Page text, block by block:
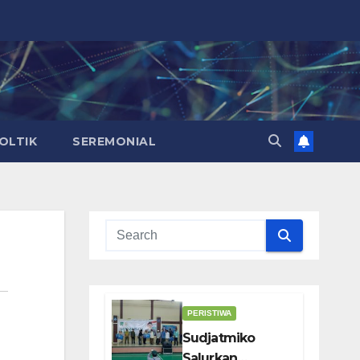
SEREMONIAL
PERISTIWA
Sudjatmiko